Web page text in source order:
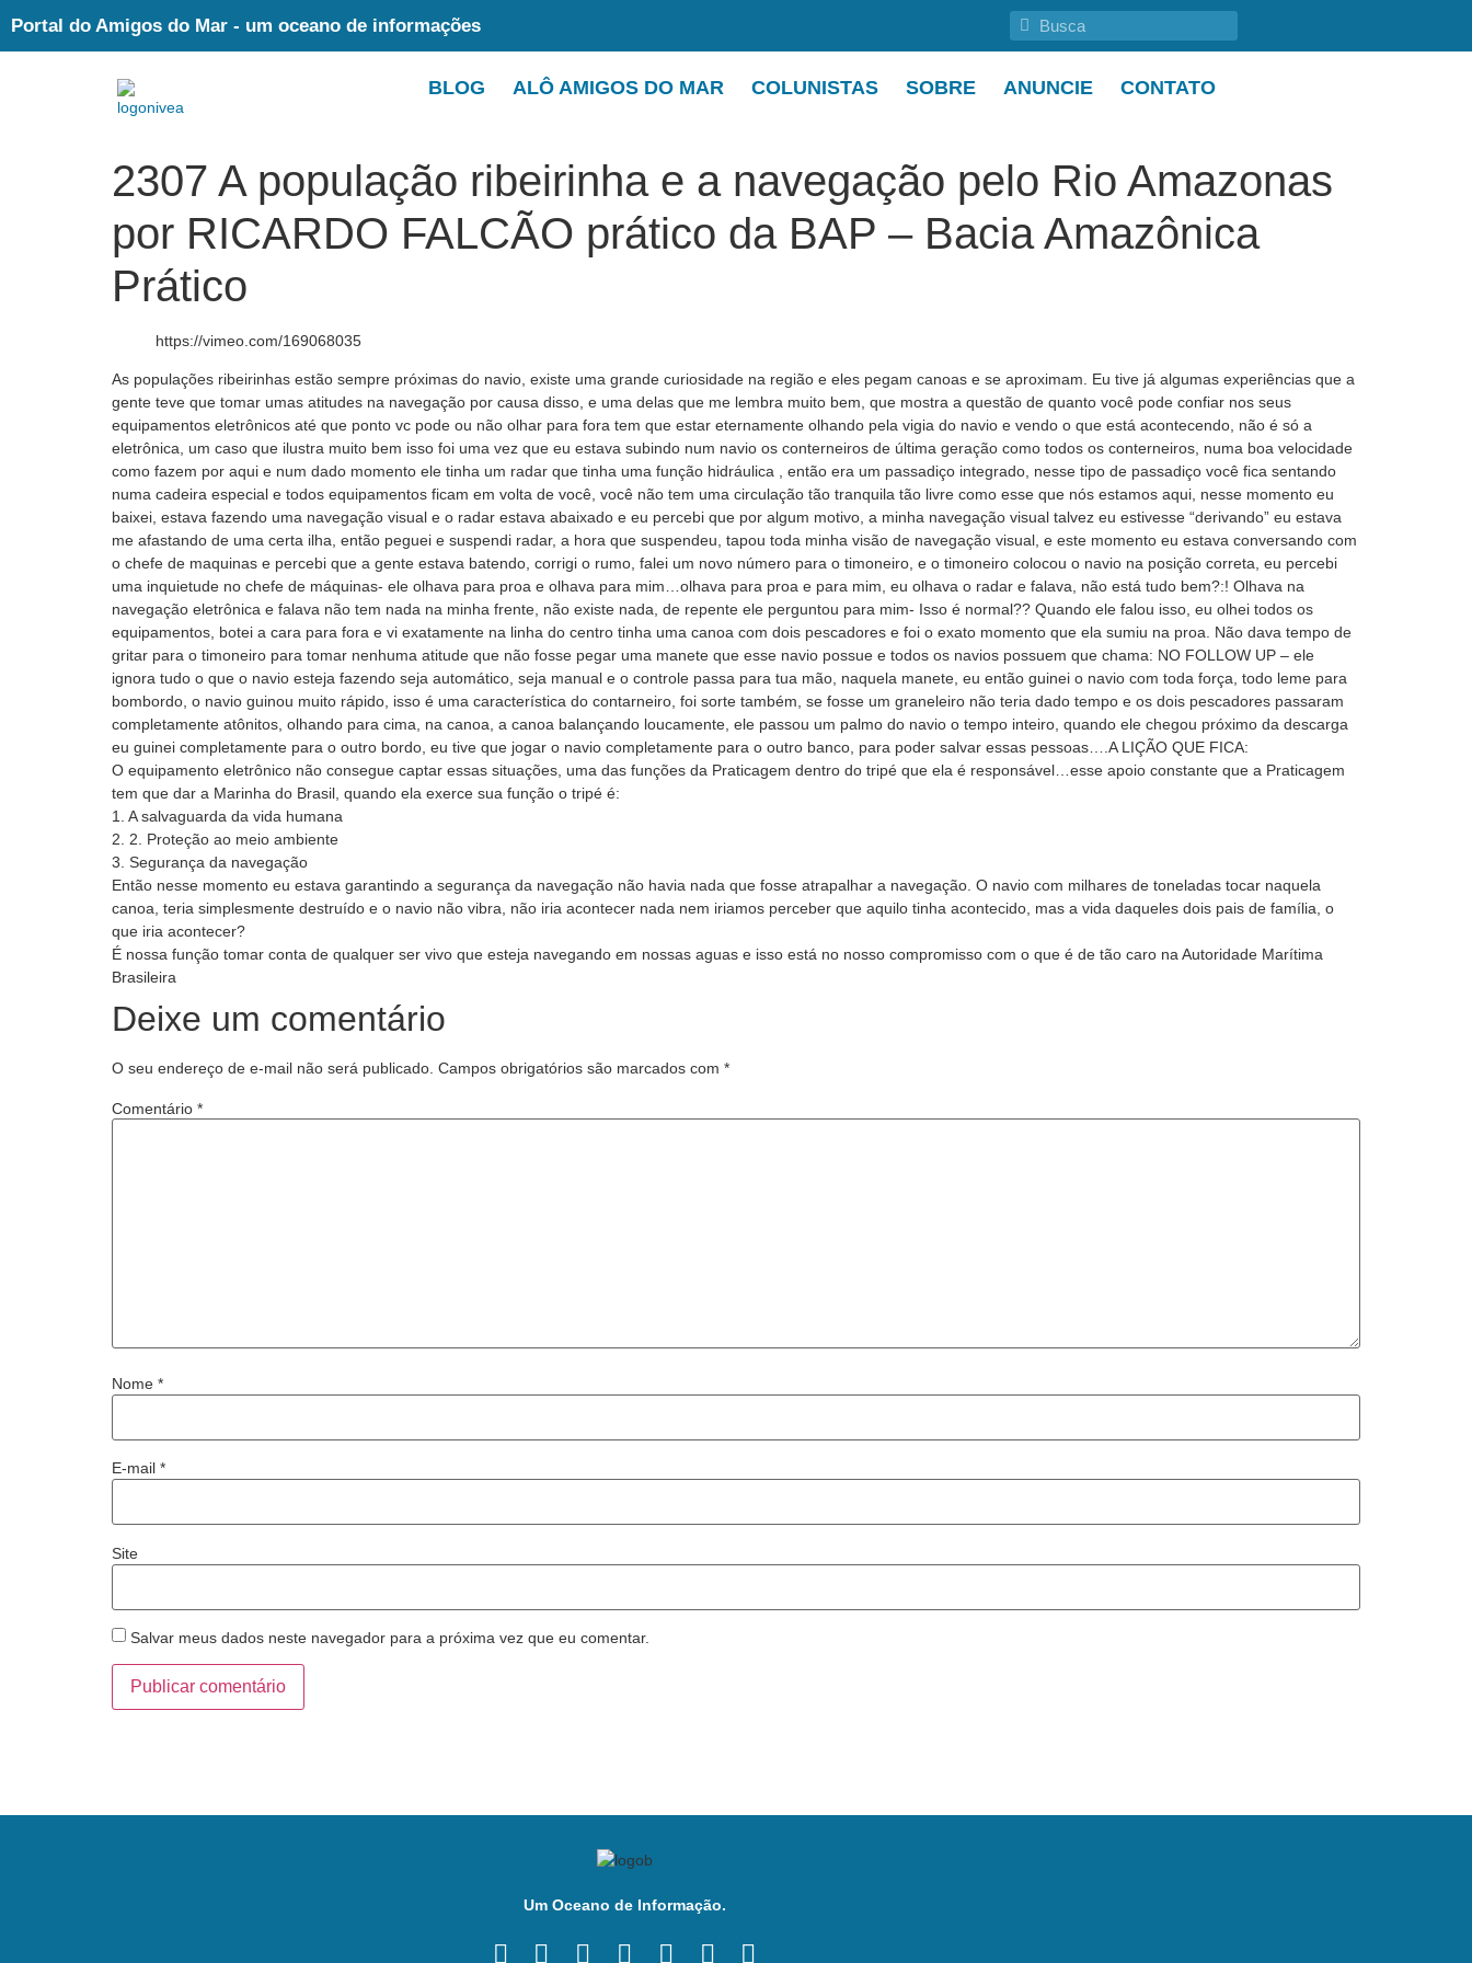
Portal do Amigos do Mar - um oceano de informações
BLOG ALÔ AMIGOS DO MAR COLUNISTAS SOBRE ANUNCIE CONTATO
2307 A população ribeirinha e a navegação pelo Rio Amazonas
por RICARDO FALCÃO prático da BAP – Bacia Amazônica
Prático
https://vimeo.com/169068035
As populações ribeirinhas estão sempre próximas do navio, existe uma grande curiosidade na região e eles pegam canoas e se aproximam. Eu tive já algumas experiências que a
gente teve que tomar umas atitudes na navegação por causa disso, e uma delas que me lembra muito bem, que mostra a questão de quanto você pode confiar nos seus
equipamentos eletrônicos até que ponto vc pode ou não olhar para fora tem que estar eternamente olhando pela vigia do navio e vendo o que está acontecendo, não é só a
eletrônica, um caso que ilustra muito bem isso foi uma vez que eu estava subindo num navio os conterneiros de última geração como todos os conterneiros, numa boa velocidade
como fazem por aqui e num dado momento ele tinha um radar que tinha uma função hidráulica , então era um passadiço integrado, nesse tipo de passadiço você fica sentando
numa cadeira especial e todos equipamentos ficam em volta de você, você não tem uma circulação tão tranquila tão livre como esse que nós estamos aqui, nesse momento eu
baixei, estava fazendo uma navegação visual e o radar estava abaixado e eu percebi que por algum motivo, a minha navegação visual talvez eu estivesse “derivando” eu estava
me afastando de uma certa ilha, então peguei e suspendi radar, a hora que suspendeu, tapou toda minha visão de navegação visual, e este momento eu estava conversando com
o chefe de maquinas e percebi que a gente estava batendo, corrigi o rumo, falei um novo número para o timoneiro, e o timoneiro colocou o navio na posição correta, eu percebi
uma inquietude no chefe de máquinas- ele olhava para proa e olhava para mim…olhava para proa e para mim, eu olhava o radar e falava, não está tudo bem?:! Olhava na
navegação eletrônica e falava não tem nada na minha frente, não existe nada, de repente ele perguntou para mim- Isso é normal?? Quando ele falou isso, eu olhei todos os
equipamentos, botei a cara para fora e vi exatamente na linha do centro tinha uma canoa com dois pescadores e foi o exato momento que ela sumiu na proa. Não dava tempo de
gritar para o timoneiro para tomar nenhuma atitude que não fosse pegar uma manete que esse navio possue e todos os navios possuem que chama: NO FOLLOW UP – ele
ignora tudo o que o navio esteja fazendo seja automático, seja manual e o controle passa para tua mão, naquela manete, eu então guinei o navio com toda força, todo leme para
bombordo, o navio guinou muito rápido, isso é uma característica do contarneiro, foi sorte também, se fosse um graneleiro não teria dado tempo e os dois pescadores passaram
completamente atônitos, olhando para cima, na canoa, a canoa balançando loucamente, ele passou um palmo do navio o tempo inteiro, quando ele chegou próximo da descarga
eu guinei completamente para o outro bordo, eu tive que jogar o navio completamente para o outro banco, para poder salvar essas pessoas….A LIÇÃO QUE FICA:
O equipamento eletrônico não consegue captar essas situações, uma das funções da Praticagem dentro do tripé que ela é responsável…esse apoio constante que a Praticagem
tem que dar a Marinha do Brasil, quando ela exerce sua função o tripé é:
1. A salvaguarda da vida humana
2. 2. Proteção ao meio ambiente
3. Segurança da navegação
Então nesse momento eu estava garantindo a segurança da navegação não havia nada que fosse atrapalhar a navegação. O navio com milhares de toneladas tocar naquela
canoa, teria simplesmente destruído e o navio não vibra, não iria acontecer nada nem iriamos perceber que aquilo tinha acontecido, mas a vida daqueles dois pais de família, o
que iria acontecer?
É nossa função tomar conta de qualquer ser vivo que esteja navegando em nossas aguas e isso está no nosso compromisso com o que é de tão caro na Autoridade Marítima
Brasileira
Deixe um comentário
O seu endereço de e-mail não será publicado. Campos obrigatórios são marcados com *
Comentário *
Nome *
E-mail *
Site
Salvar meus dados neste navegador para a próxima vez que eu comentar.
Um Oceano de Informação.